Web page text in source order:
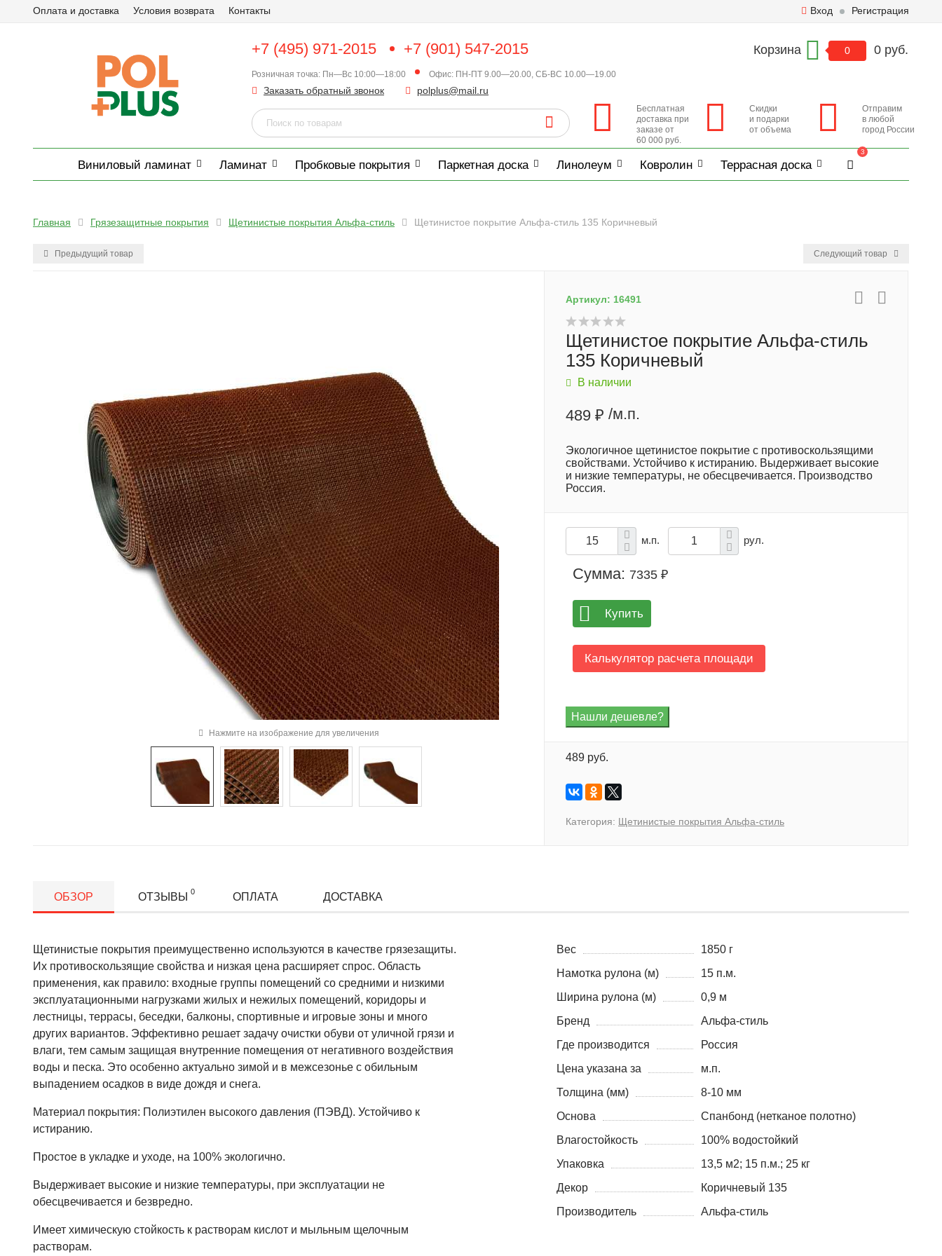
Оплата и доставка Условия возврата Контакты Вход Регистрация
+7 (495) 971-2015 +7 (901) 547-2015
Розничная точка: Пн—Вс 10:00—18:00 Офис: ПН-ПТ 9.00—20.00, СБ-ВС 10.00—19.00
Заказать обратный звонок polplus@mail.ru
Корзина 0 0 руб.
Бесплатная
доставка при
заказе от
60 000 руб.
Скидки
и подарки
от объема
Отправим
в любой
город России
Виниловый ламинат Ламинат Пробковые покрытия Паркетная доска Линолеум Ковролин Террасная доска
3
Главная Грязезащитные покрытия Щетинистые покрытия Альфа-стиль Щетинистое покрытие Альфа-стиль 135 Коричневый
Предыдущий товар Следующий товар
Нажмите на изображение для увеличения
Артикул: 16491
Щетинистое покрытие Альфа-стиль
135 Коричневый
В наличии
489 ₽ /м.п.
Экологичное щетинистое покрытие с противоскользящими
свойствами. Устойчиво к истиранию. Выдерживает высокие
и низкие температуры, не обесцвечивается. Производство
Россия.
м.п. рул.
Сумма: 7335 ₽
Купить
Калькулятор расчета площади
489 руб.
Категория: Щетинистые покрытия Альфа-стиль
ОБЗОР ОТЗЫВЫ 0 ОПЛАТА ДОСТАВКА
Щетинистые покрытия преимущественно используются в качестве грязезащиты.
Их противоскользящие свойства и низкая цена расширяет спрос. Область
применения, как правило: входные группы помещений со средними и низкими
эксплуатационными нагрузками жилых и нежилых помещений, коридоры и
лестницы, террасы, беседки, балконы, спортивные и игровые зоны и много
других вариантов. Эффективно решает задачу очистки обуви от уличной грязи и
влаги, тем самым защищая внутренние помещения от негативного воздействия
воды и песка. Это особенно актуально зимой и в межсезонье с обильным
выпадением осадков в виде дождя и снега.
Материал покрытия: Полиэтилен высокого давления (ПЭВД). Устойчиво к
истиранию.
Простое в укладке и уходе, на 100% экологично.
Выдерживает высокие и низкие температуры, при эксплуатации не
обесцвечивается и безвредно.
Имеет химическую стойкость к растворам кислот и мыльным щелочным
растворам.
Вес
1850 г
Намотка рулона (м)
15 п.м.
Ширина рулона (м)
0,9 м
Бренд
Альфа-стиль
Где производится
Россия
Цена указана за
м.п.
Толщина (мм)
8-10 мм
Основа
Cпанбонд (нетканое полотно)
Влагостойкость
100% водостойкий
Упаковка
13,5 м2; 15 п.м.; 25 кг
Декор
Коричневый 135
Производитель
Альфа-стиль